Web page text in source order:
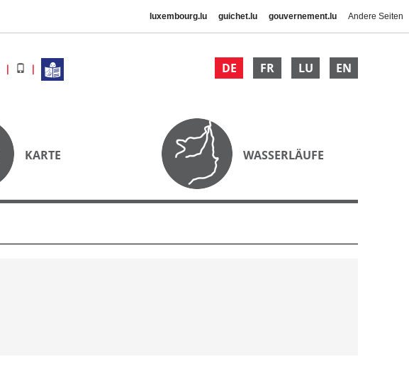
luxembourg.lu guichet.lu gouvernement.lu Andere Seiten
DE FR LU EN
KARTE WASSERLÄUFE